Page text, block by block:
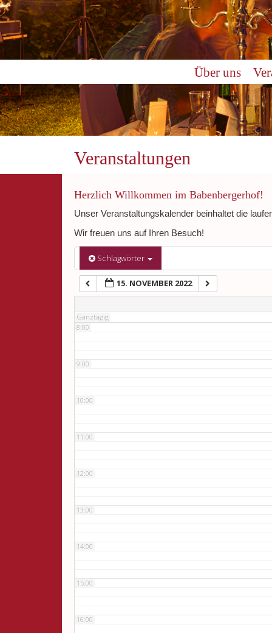
Über uns
Veranstaltungen
Herzlich Willkommen im Babenbergerhof!
Unser Veranstaltungskalender beinhaltet die
Wir freuen uns auf Ihren Besuch!
Schlagwörter
15. NOVEMBER 2022
Ganztägig
0:00
2:00
5:00
6:00
7:00
8:00
9:00
10:00
11:00
12:00
13:00
14:00
15:00
16:00